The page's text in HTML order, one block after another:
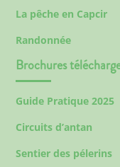
La pêche en Capcir
Randonnée
Brochures
Guide Pratique 2025
Circuits d’antan
Sentier des pélerins